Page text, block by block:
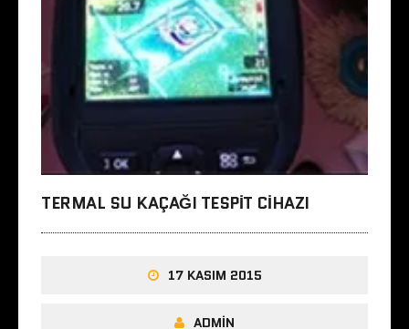
TERMAL SU KAÇAĞI TESPIT CIHAZI
17 KASIM 2015
ADMIN